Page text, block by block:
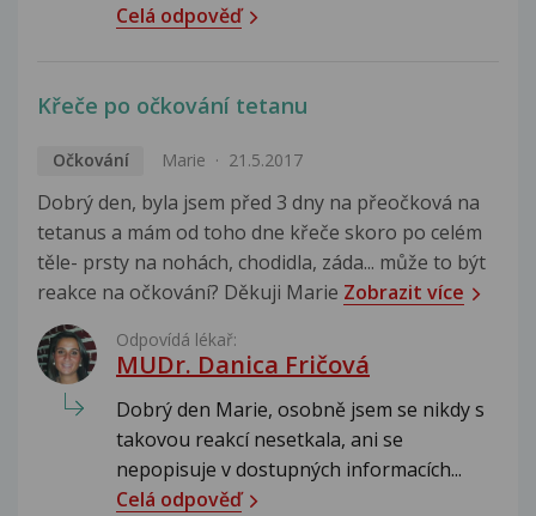
Celá odpověď
Křeče po očkování tetanu
Očkování Marie 21.5.2017
Dobrý den, byla jsem před 3 dny na přeočková na
tetanus a mám od toho dne křeče skoro po celém
těle- prsty na nohách, chodidla, záda... může to být
reakce na očkování? Děkuji Marie Zobrazit více
Odpovídá lékař:
MUDr. Danica Fričová
Dobrý den Marie, osobně jsem se nikdy s
takovou reakcí nesetkala, ani se
nepopisuje v dostupných informacích...
Celá odpověď